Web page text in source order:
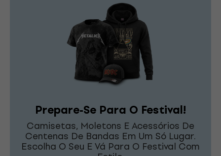
Prepare-Se Para O Festival!
Camisetas, Moletons E Acessórios De
Centenas De Bandas Em Um Só Lugar.
Escolha O Seu E Vá Para O Festival Com